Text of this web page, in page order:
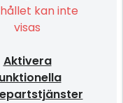
kan inte
visas
Aktivera